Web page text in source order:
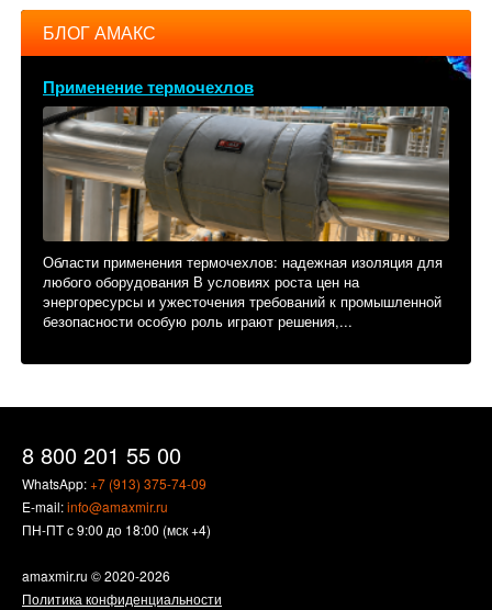
БЛОГ АМАКС
Применение термочехлов
Области применения термочехлов: надежная изоляция для
любого оборудования В условиях роста цен на
энергоресурсы и ужесточения требований к промышленной
безопасности особую роль играют решения,...
8 800 201 55 00
WhatsApp:+7 (913) 375-74-09
E-mail:info@amaxmir.ru
ПН-ПТ с 9:00 до 18:00 (мск +4)
amaxmir.ru © 2020-2026
Политика конфиденциальности